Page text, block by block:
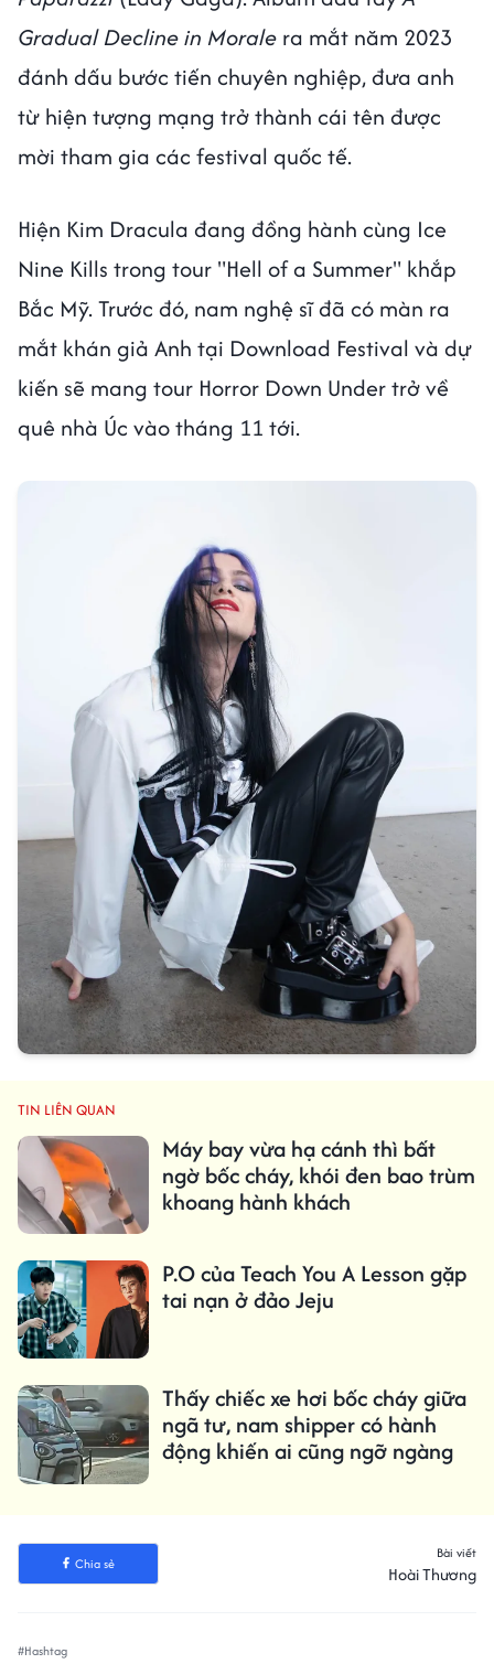
Gradual Decline in Morale ra mắt năm 2023
đánh dấu bước tiến chuyên nghiệp, đưa anh
từ hiện tượng mạng trở thành cái tên được
mời tham gia các festival quốc tế.
Hiện Kim Dracula đang đồng hành cùng Ice
Nine Kills trong tour "Hell of a Summer" khắp
Bắc Mỹ. Trước đó, nam nghệ sĩ đã có màn ra
mắt khán giả Anh tại Download Festival và dự
kiến sẽ mang tour Horror Down Under trở về
quê nhà Úc vào tháng 11 tới.
TIN LIÊN QUAN
Máy bay vừa hạ cánh thì bất
ngờ bốc cháy, khói đen bao trùm
khoang hành khách
P.O của Teach You A Lesson gặp
tai nạn ở đảo Jeju
Thấy chiếc xe hơi bốc cháy giữa
ngã tư, nam shipper có hành
động khiến ai cũng ngỡ ngàng
Chia sẻ
Bài viết
Hoài Thương
#Hashtag